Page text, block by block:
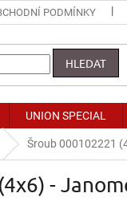
PODMÍNKY
HLEDAT
UNION SPECIAL
Šroub 000102221
-